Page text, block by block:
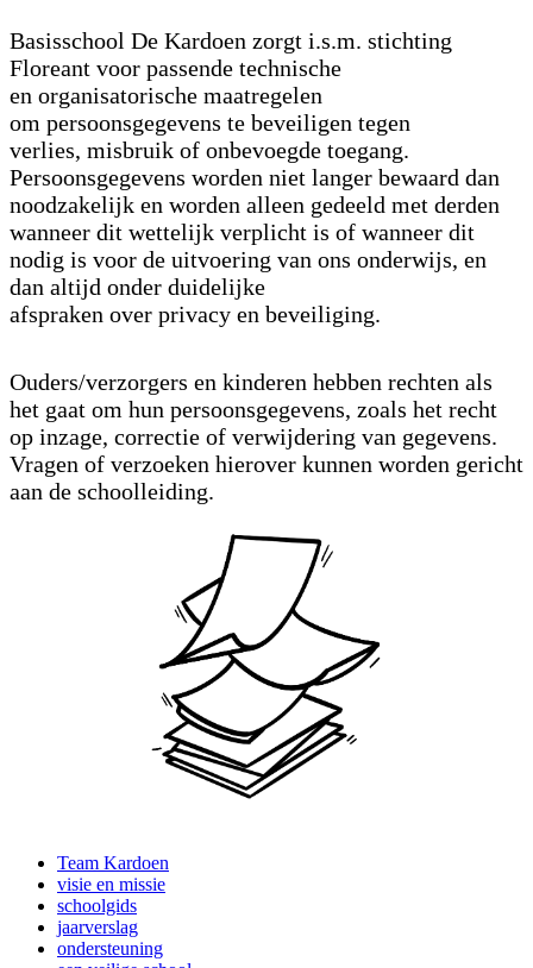
Basisschool De Kardoen zorgt i.s.m. stichting
Floreant voor passende technische
en organisatorische maatregelen
om persoonsgegevens te beveiligen tegen
verlies, misbruik of onbevoegde toegang.
Persoonsgegevens worden niet langer bewaard dan
noodzakelijk en worden alleen gedeeld met derden
wanneer dit wettelijk verplicht is of wanneer dit
nodig is voor de uitvoering van ons onderwijs, en
dan altijd onder duidelijke
afspraken over privacy en beveiliging.
Ouders/verzorgers en kinderen hebben rechten als
het gaat om hun persoonsgegevens, zoals het recht
op inzage, correctie of verwijdering van gegevens.
Vragen of verzoeken hierover kunnen worden gericht
aan de schoolleiding.
Team Kardoen
visie en missie
schoolgids
jaarverslag
ondersteuning